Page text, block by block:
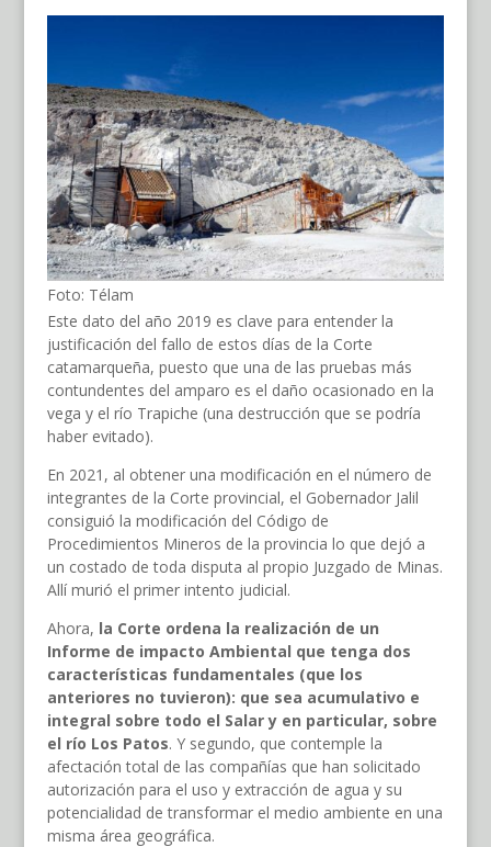
Foto: Télam
Este dato del año 2019 es clave para entender la
justificación del fallo de estos días de la Corte
catamarqueña, puesto que una de las pruebas más
contundentes del amparo es el daño ocasionado en la
vega y el río Trapiche (una destrucción que se podría
haber evitado).
En 2021, al obtener una modificación en el número de
integrantes de la Corte provincial, el Gobernador Jalil
consiguió la modificación del Código de
Procedimientos Mineros de la provincia lo que dejó a
un costado de toda disputa al propio Juzgado de Minas.
Allí murió el primer intento judicial.
Ahora, la Corte ordena la realización de un
Informe de impacto Ambiental que tenga dos
características fundamentales (que los
anteriores no tuvieron): que sea acumulativo e
integral sobre todo el Salar y en particular, sobre
el río Los Patos. Y segundo, que contemple la
afectación total de las compañías que han solicitado
autorización para el uso y extracción de agua y su
potencialidad de transformar el medio ambiente en una
misma área geográfica.